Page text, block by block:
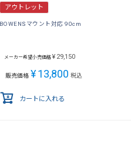
アウトレット
BOWENSマウント対応 90cm
メーカー希望小売価格 ¥ 29,150
販売価格 ¥13,800 税込
カートに入れる